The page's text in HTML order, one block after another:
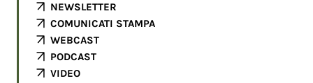
NEWSLETTER
COMUNICATI STAMPA
WEBCAST
PODCAST
VIDEO